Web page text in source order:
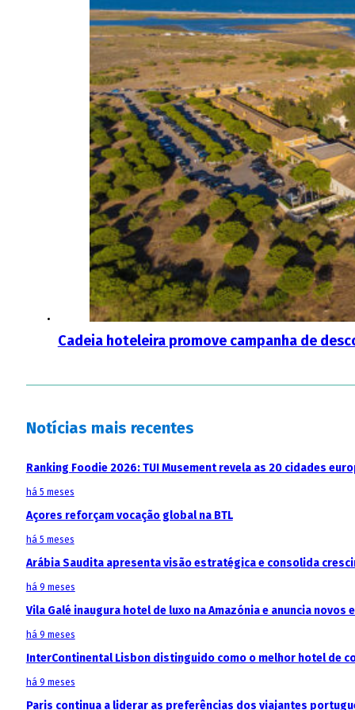
Cadeia hoteleira promove campanha de
Notícias mais recentes
Ranking Foodie 2026: TUI Musement revela as 20 cidades
há 5 meses
Açores reforçam vocação global na BTL
há 5 meses
Arábia Saudita apresenta visão estratégica e consolida
há 9 meses
Vila Galé inaugura hotel de luxo na Amazónia e anuncia
há 9 meses
InterContinental Lisbon distinguido como o melhor hotel de
há 9 meses
Paris continua a liderar as preferências dos viajantes